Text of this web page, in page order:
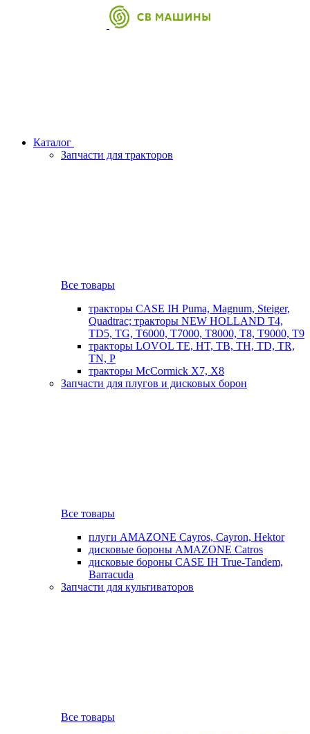
Каталог
Запчасти для тракторов
Все товары
тракторы CASE IH Puma, Magnum, Steiger,
Quadtrac; тракторы NEW HOLLAND T4,
TD5, TG, T6000, T7000, T8000, T8, T9000, T9
тракторы LOVOL TE, HT, TB, TH, TD, TR,
TN, P
тракторы McCormick X7, X8
Запчасти для плугов и дисковых борон
Все товары
плуги AMAZONE Cayros, Cayron, Hektor
дисковые бороны AMAZONE Catros
дисковые бороны CASE IH True-Tandem,
Barracuda
Запчасти для культиваторов
Все товары